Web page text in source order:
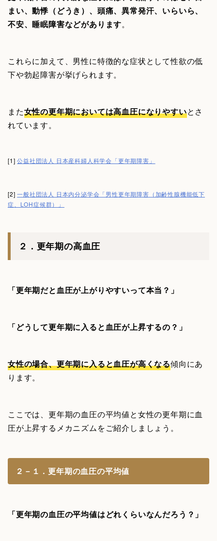
まい、動悸（どうき）、頭痛、異常発汗、いらいら、
不安、睡眠障害などがあります。
これらに加えて、男性に特徴的な症状として性欲の低
下や勃起障害が挙げられます。
また女性の更年期においては高血圧になりやすいとさ
れています。
[1]公益社団法人 日本産科婦人科学会「更年期障害」
[2]一般社団法人 日本内分泌学会「男性更年期障害（加齢性腺機能低下
症、LOH症候群）」
２．更年期の高血圧
「更年期だと血圧が上がりやすいって本当？」
「どうして更年期に入ると血圧が上昇するの？」
女性の場合、更年期に入ると血圧が高くなる傾向にあ
ります。
ここでは、更年期の血圧の平均値と女性の更年期に血
圧が上昇するメカニズムをご紹介しましょう。
２－１．更年期の血圧の平均値
「更年期の血圧の平均値はどれくらいなんだろう？」